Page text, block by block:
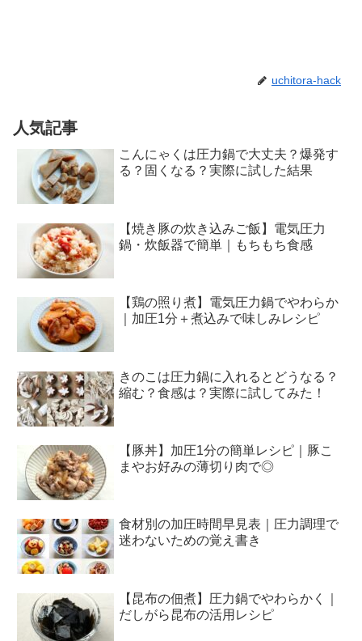
uchitora-hack
人気記事
こんにゃくは圧力鍋で大丈夫？爆発す
る？固くなる？実際に試した結果
【焼き豚の炊き込みご飯】電気圧力
鍋・炊飯器で簡単｜もちもち食感
【鶏の照り煮】電気圧力鍋でやわらか
｜加圧1分＋煮込みで味しみレシピ
きのこは圧力鍋に入れるとどうなる？
縮む？食感は？実際に試してみた！
【豚丼】加圧1分の簡単レシピ｜豚こ
まやお好みの薄切り肉で◎
食材別の加圧時間早見表｜圧力調理で
迷わないための覚え書き
【昆布の佃煮】圧力鍋でやわらかく｜
だしがら昆布の活用レシピ